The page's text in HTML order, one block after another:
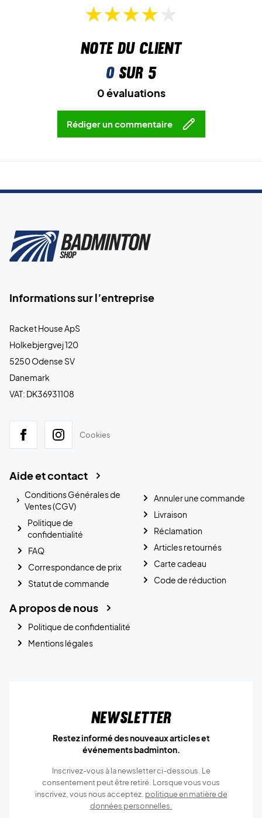
Note du client
0sur 5
0 évaluations
Rédiger un commentaire
Informations sur l’entreprise
Racket House ApS
Holkebjergvej 120
5250 Odense SV
Danemark
VAT: DK36931108
Cookies
Aide et contact
Conditions Générales de
Ventes (CGV)
Politique de
confidentialité
FAQ
Correspondance de prix
Statut de commande
Annuler une commande
Livraison
Réclamation
Articles retournés
Carte cadeau
Code de réduction
A propos de nous
Politique de confidentialité
Mentions légales
Newsletter
Restez informé des nouveaux articles et
événements badminton.
Inscrivez-vous à la newsletter ci-dessous. Le
consentement peut être retiré. Lorsque vous vous
inscrivez, vous nous acceptez. politique en matière de
données personnelles.